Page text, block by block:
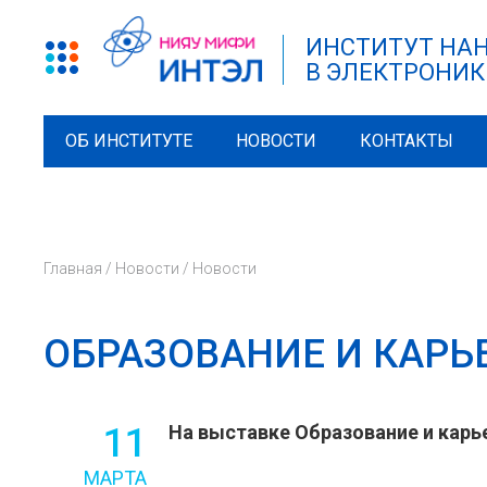
ИНСТИТУТ
В
ОБ ИНСТИТУТЕ НОВОСТИ КОНТАКТЫ
Главная / Новости / Новости
ОБРАЗОВАНИЕ И
11
МАРТА
На выставке Образование и